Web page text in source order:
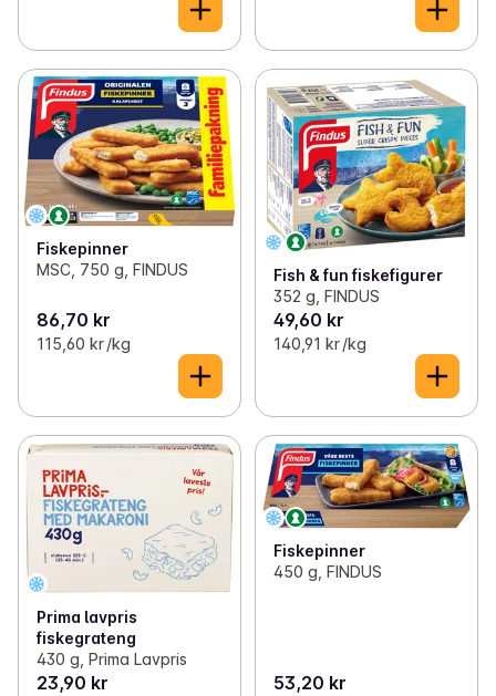
Fiskepinner
MSC, 750 g, FINDUS
86,70 kr
115,60 kr /kg
Fish & fun fiskefigurer
352 g, FINDUS
49,60 kr
140,91 kr /kg
Prima lavpris
fiskegrateng
430 g, Prima Lavpris
23,90 kr
Fiskepinner
450 g, FINDUS
53,20 kr